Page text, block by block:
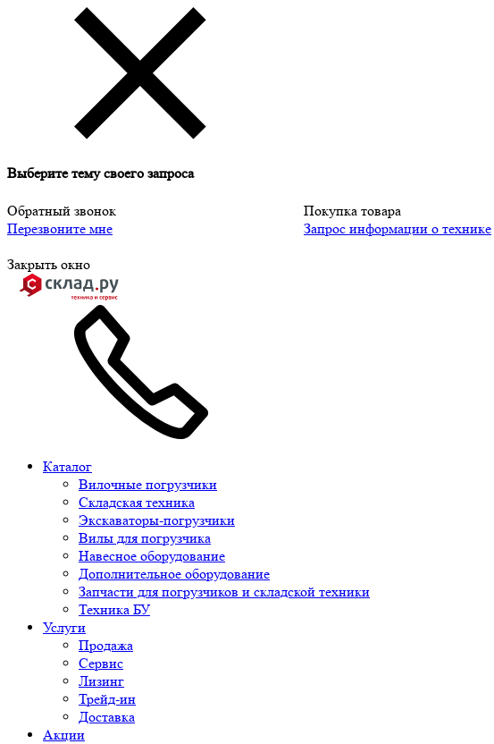
Выберите тему своего запроса
Обратный звонок
Перезвоните мне
Покупка товара
Запрос информации о технике
Закрыть окно
Каталог
Вилочные погрузчики
Складская техника
Экскаваторы-погрузчики
Вилы для погрузчика
Навесное оборудование
Дополнительное оборудование
Запчасти для погрузчиков и складской техники
Техника БУ
Услуги
Продажа
Сервис
Лизинг
Трейд-ин
Доставка
Акции